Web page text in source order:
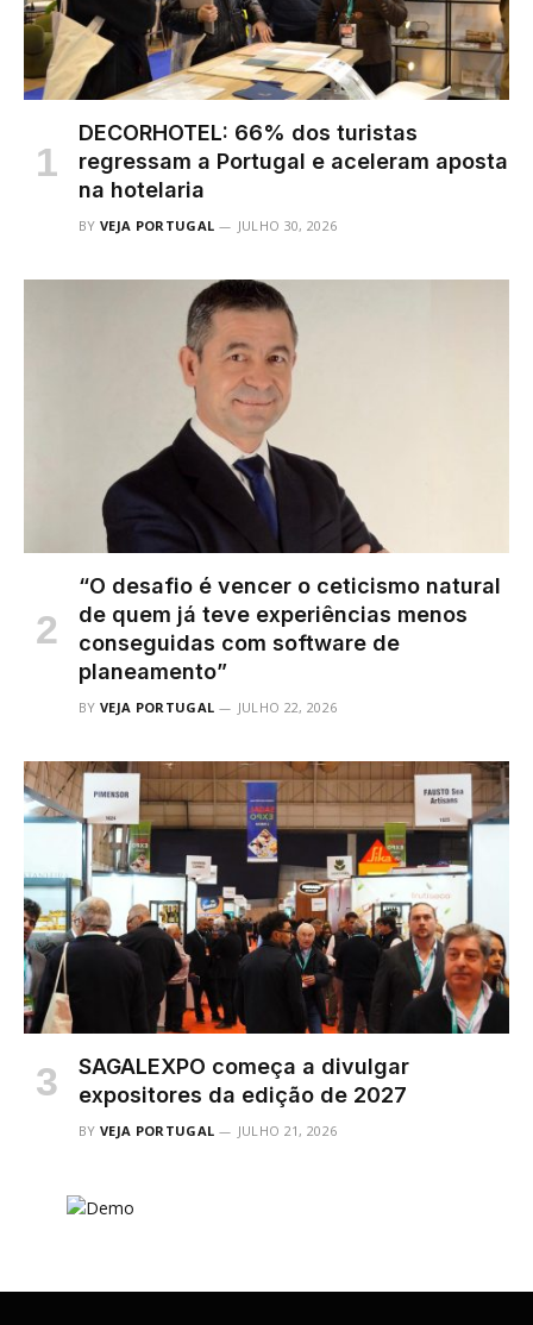
DECORHOTEL: 66% dos turistas
regressam a Portugal e aceleram aposta
na hotelaria
BY VEJA PORTUGAL JULHO 30, 2026
“O desafio é vencer o ceticismo natural
de quem já teve experiências menos
conseguidas com software de
planeamento”
BY VEJA PORTUGAL JULHO 22, 2026
SAGALEXPO começa a divulgar
expositores da edição de 2027
BY VEJA PORTUGAL JULHO 21, 2026